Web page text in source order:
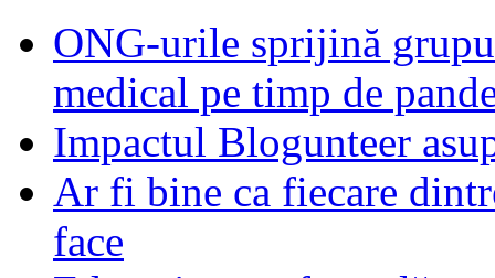
ONG-urile sprijină
medical pe timp de
Impactul Blogunteer
Ar fi bine ca fiecare
face